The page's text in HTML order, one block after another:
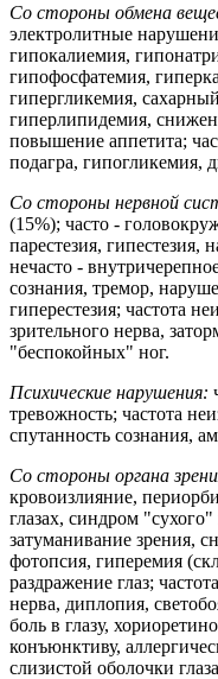
Со стороны обмена
электролитные
гипокалиемия,
гипофосфатемия,
гипергликемия,
гиперлипидемия,
повышение аппетита;
подагра, гипогликемия,
Со стороны нервной
(15%); часто -
парестезия,
нечасто -
сознания, тремор,
гиперестезия; частота
зрительного нерва,
"беспокойных" ног.
Психические нарушения:
тревожность; частота
спутанность сознания,
Со стороны органа
кровоизлияние,
глазах, синдром "сухого"
затуманивание зрения,
фотопсия, гиперемия
раздражение глаз;
нерва, диплопия,
боль в глазу,
конъюнктиву,
слизистой оболочки